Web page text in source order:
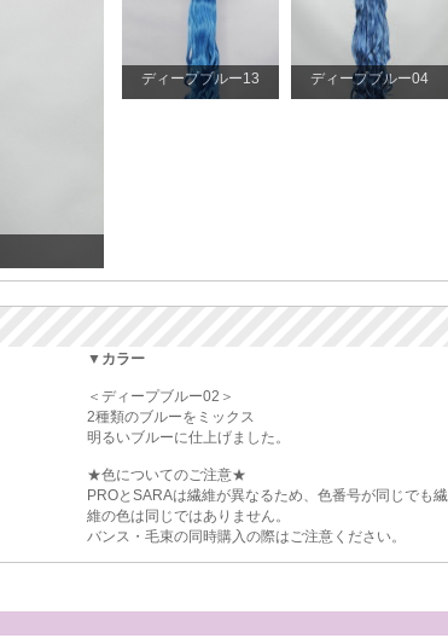
ディープブルー13 ディープブルー04
▼カラー
＜ディープブルー02＞
2種類のブルーをミックス
明るいブルーに仕上げました。
★色についてのご注意★
PROとSARAは繊維が異なるため、色番号が同じでも繊
維の色は同じではありません。
バンス・毛束の同時購入の際はご注意ください。